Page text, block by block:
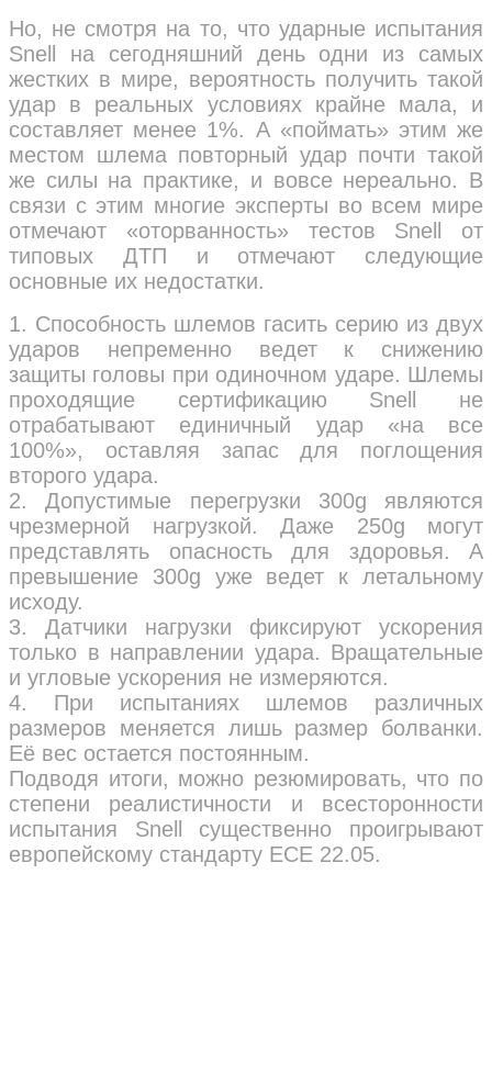
Но, не смотря на то, что ударные испытания
Snell на сегодняшний день одни из самых
жестких в мире, вероятность получить такой
удар в реальных условиях крайне мала, и
составляет менее 1%. А «поймать» этим же
местом шлема повторный удар почти такой
же силы на практике, и вовсе нереально. В
связи с этим многие эксперты во всем мире
отмечают «оторванность» тестов Snell от
типовых ДТП и отмечают следующие
основные их недостатки.
1. Способность шлемов гасить серию из двух
ударов непременно ведет к снижению
защиты головы при одиночном ударе. Шлемы
проходящие сертификацию Snell не
отрабатывают единичный удар «на все
100%», оставляя запас для поглощения
второго удара.
2. Допустимые перегрузки 300g являются
чрезмерной нагрузкой. Даже 250g могут
представлять опасность для здоровья. А
превышение 300g уже ведет к летальному
исходу.
3. Датчики нагрузки фиксируют ускорения
только в направлении удара. Вращательные
и угловые ускорения не измеряются.
4. При испытаниях шлемов различных
размеров меняется лишь размер болванки.
Её вес остается постоянным.
Подводя итоги, можно резюмировать, что по
степени реалистичности и всесторонности
испытания Snell существенно проигрывают
европейскому стандарту ECE 22.05.